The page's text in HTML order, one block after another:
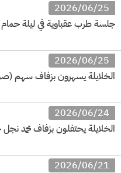
2026/06/25
جلسة طرب عقباوية في ليلة
2026/06/25
الخلايلة يسهرون بزفاف سهم
2026/06/24
الخلايلة يحتفلون بزفاف محمد
2026/06/21